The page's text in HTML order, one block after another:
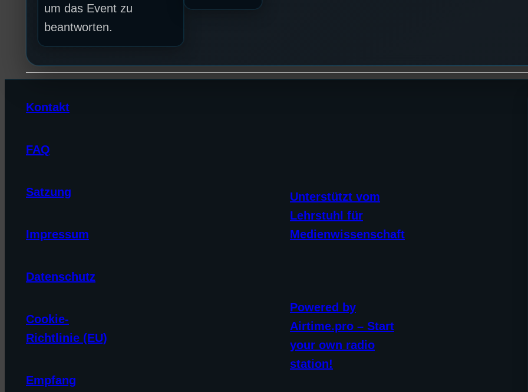
um das Event zu
beantworten.
Kontakt
FAQ
Satzung
Impressum
Datenschutz
Cookie-
Richtlinie (EU)
Empfang
Unterstützt vom
Lehrstuhl für
Medienwissenschaft
Powered by
Airtime.pro – Start
your own radio
station!